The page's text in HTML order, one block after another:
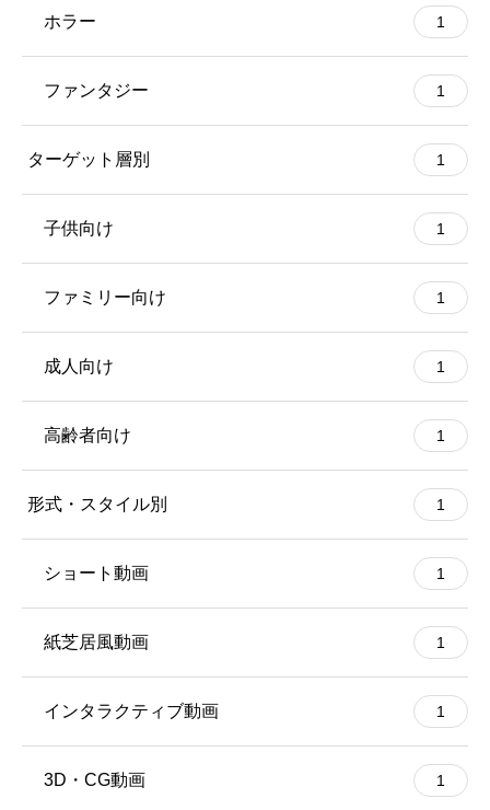
ホラー 1
ファンタジー 1
ターゲット層別 1
子供向け 1
ファミリー向け 1
成人向け 1
高齢者向け 1
形式・スタイル別 1
ショート動画 1
紙芝居風動画 1
インタラクティブ動画 1
3D・CG動画 1